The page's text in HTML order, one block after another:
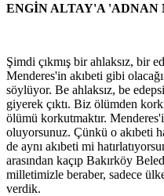
ENGİN ALTAY'A 'ADNAN
Şimdi çıkmış bir ahlaksız, bir
Menderes'in akıbeti gibi
söylüyor. Be ahlaksız, be
giyerek çıktı. Biz ölümden
ölümü korkutmaktır.
oluyorsunuz. Çünkü o akıbeti
de aynı akıbeti mi
arasından kaçıp Bakırköy
milletimizle beraber, sadece
verdik.